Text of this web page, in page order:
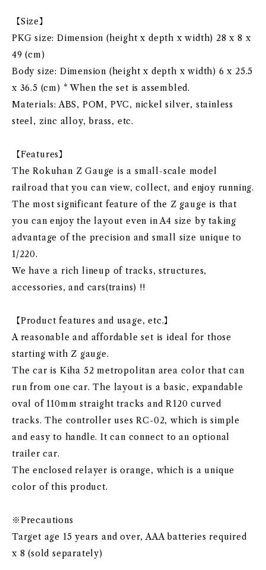
【Size】
PKG size: Dimension (height x depth x width) 28 x 8 x
49 (cm)
Body size: Dimension (height x depth x width) 6 x 25.5
x 36.5 (cm) * When the set is assembled.
Materials: ABS, POM, PVC, nickel silver, stainless
steel, zinc alloy, brass, etc.
【Features】
The Rokuhan Z Gauge is a small-scale model
railroad that you can view, collect, and enjoy running.
The most significant feature of the Z gauge is that
you can enjoy the layout even in A4 size by taking
advantage of the precision and small size unique to
1/220.
We have a rich lineup of tracks, structures,
accessories, and cars(trains) !!
【Product features and usage, etc.】
A reasonable and affordable set is ideal for those
starting with Z gauge.
The car is Kiha 52 metropolitan area color that can
run from one car. The layout is a basic, expandable
oval of 110mm straight tracks and R120 curved
tracks. The controller uses RC-02, which is simple
and easy to handle. It can connect to an optional
trailer car.
The enclosed relayer is orange, which is a unique
color of this product.
※Precautions
Target age 15 years and over, AAA batteries required
x 8 (sold separately)